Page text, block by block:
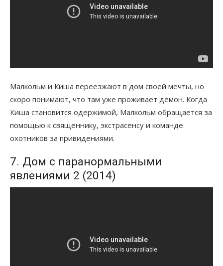
Малкольм и Киша переезжают в дом своей мечты, но
скоро понимают, что там уже проживает демон. Когда
Киша становится одержимой, Малкольм обращается за
помощью к священнику, экстрасенсу и команде
охотников за привидениями.
7. Дом с паранормальными
явлениями 2 (2014)